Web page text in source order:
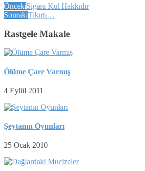
ÖncekiSigara Kul Hakkıdır
SonrakiTıkırtı…
Rastgele Makale
Ölüme Çare Varmış
4 Eylül 2011
Şeytanın Oyunları
25 Ocak 2010